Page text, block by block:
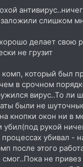
заложили слишком
делает свою
не грузит
комп, который был
в срочном
вирус..То ли
были не
кнопки окон ни в
убил(под рукой
процессах убивал -
после этого
смог..Пока не